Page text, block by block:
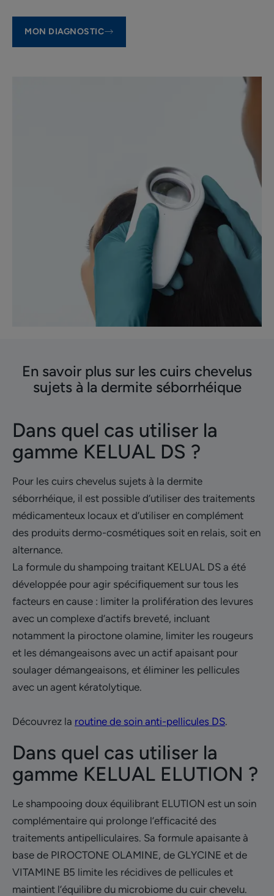
MON DIAGNOSTIC
En savoir plus sur les cuirs chevelus
sujets à la dermite séborrhéique
Dans quel cas utiliser la
gamme KELUAL DS ?
Pour les cuirs chevelus sujets à la dermite
séborrhéique, il est possible d’utiliser des traitements
médicamenteux locaux et d’utiliser en complément
des produits dermo-cosmétiques soit en relais, soit en
alternance.
La formule du shampoing traitant KELUAL DS a été
développée pour agir spécifiquement sur tous les
facteurs en cause : limiter la prolifération des levures
avec un complexe d’actifs breveté, incluant
notamment la piroctone olamine, limiter les rougeurs
et les démangeaisons avec un actif apaisant pour
soulager démangeaisons, et éliminer les pellicules
avec un agent kératolytique.
Découvrez la routine de soin anti-pellicules DS.
Dans quel cas utiliser la
gamme KELUAL ELUTION ?
Le shampooing doux équilibrant ELUTION est un soin
complémentaire qui prolonge l’efficacité des
traitements antipelliculaires. Sa formule apaisante à
base de PIROCTONE OLAMINE, de GLYCINE et de
VITAMINE B5 limite les récidives de pellicules et
maintient l’équilibre du microbiome du cuir chevelu.